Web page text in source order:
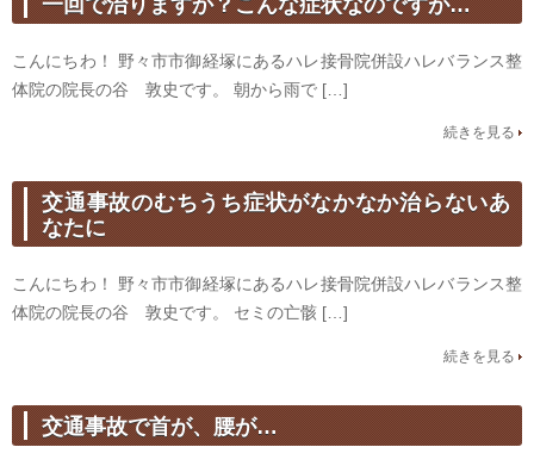
一回で治りますか？こんな症状なのですが…
こんにちわ！ 野々市市御経塚にあるハレ接骨院併設ハレバランス整
体院の院長の谷 敦史です。 朝から雨で […]
続きを見る
交通事故のむちうち症状がなかなか治らないあ
なたに
こんにちわ！ 野々市市御経塚にあるハレ接骨院併設ハレバランス整
体院の院長の谷 敦史です。 セミの亡骸 […]
続きを見る
交通事故で首が、腰が…